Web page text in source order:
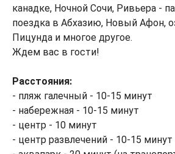
канадке, Ночной Сочи, Ривьера -
поездка в Абхазию, Новый Афон,
Пицунда и многое другое.
Ждем вас в гости!
Расстояния:
- пляж галечный - 10-15 минут
- набережная - 10-15 минут
- центр - 10 минут
- центр развлечений - 10-15 минут